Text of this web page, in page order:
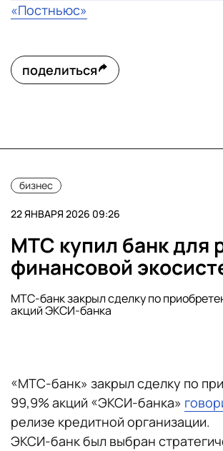
«Постньюс»
поделиться
бизнес
22 ЯНВАРЯ 2026 09:26
МТС купил банк для
финансовой
МТС-банк закрыл сделку по
акций ЭКСИ-банка
«МТС-банк» закрыл сделку по
99,9% акций «ЭКСИ-банка»
релизе кредитной организации.
ЭКСИ-банк был выбран